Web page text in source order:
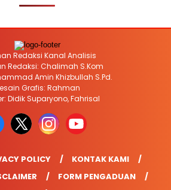
Redaksi Kanal Analisis
Redaksi: Chalimah S.Kom
Amin Khizbullah S.Pd.
Grafis: Rahman
Didik Suparyono, Fahrisal
POLICY
KONTAK KAMI
FORM PENGADUAN